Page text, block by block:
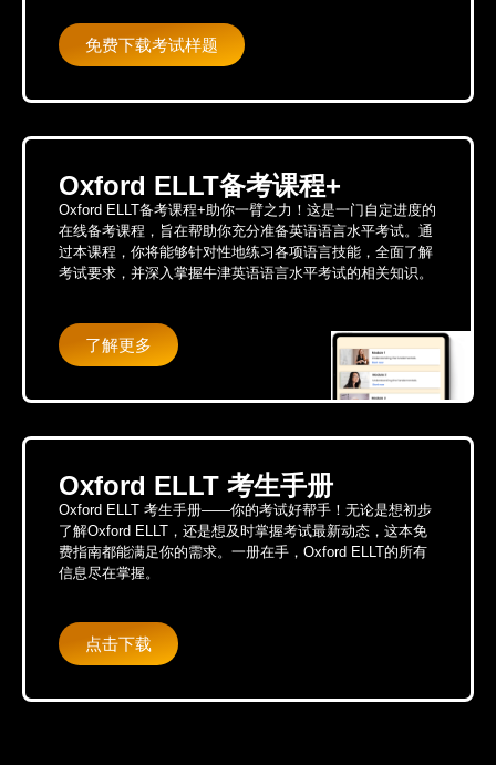
免费下载考试样题
Oxford ELLT备考课程+
Oxford ELLT备考课程+助你一臂之力！这是一门自定进度的
在线备考课程，旨在帮助你充分准备英语语言水平考试。通
过本课程，你将能够针对性地练习各项语言技能，全面了解
考试要求，并深入掌握牛津英语语言水平考试的相关知识。
了解更多
Oxford ELLT 考生手册
Oxford ELLT 考生手册——你的考试好帮手！无论是想初步
了解Oxford ELLT，还是想及时掌握考试最新动态，这本免
费指南都能满足你的需求。一册在手，Oxford ELLT的所有
信息尽在掌握。
点击下载